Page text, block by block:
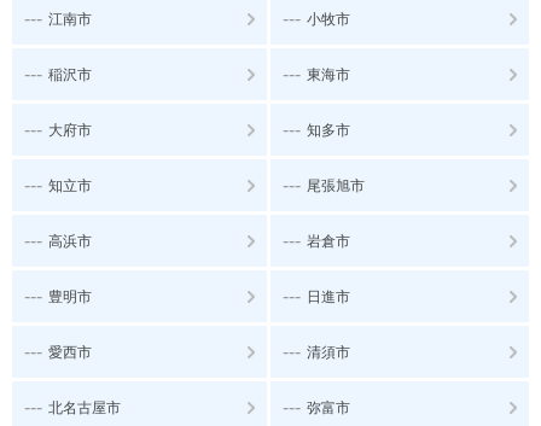
--- 江南市 --- 小牧市
--- 稲沢市 --- 東海市
--- 大府市 --- 知多市
--- 知立市 --- 尾張旭市
--- 高浜市 --- 岩倉市
--- 豊明市 --- 日進市
--- 愛西市 --- 清須市
--- 北名古屋市 --- 弥富市